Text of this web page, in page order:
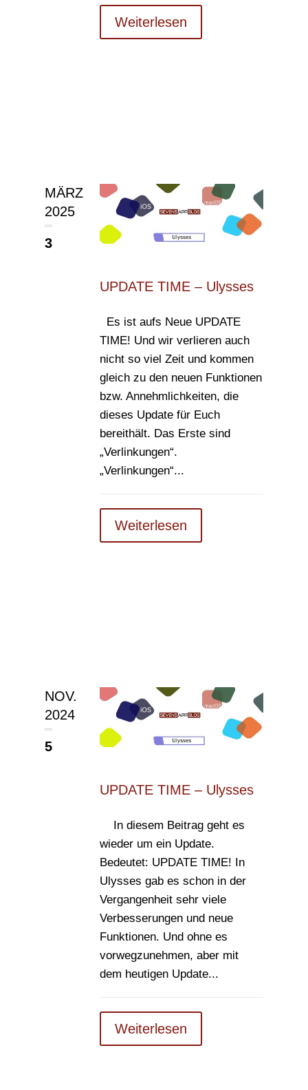
Weiterlesen
MÄRZ
2025
3
UPDATE TIME – Ulysses
Es ist aufs Neue UPDATE
TIME! Und wir verlieren auch
nicht so viel Zeit und kommen
gleich zu den neuen Funktionen
bzw. Annehmlichkeiten, die
dieses Update für Euch
bereithält. Das Erste sind
„Verlinkungen“.
„Verlinkungen“...
Weiterlesen
NOV.
2024
5
UPDATE TIME – Ulysses
In diesem Beitrag geht es
wieder um ein Update.
Bedeutet: UPDATE TIME! In
Ulysses gab es schon in der
Vergangenheit sehr viele
Verbesserungen und neue
Funktionen. Und ohne es
vorwegzunehmen, aber mit
dem heutigen Update...
Weiterlesen